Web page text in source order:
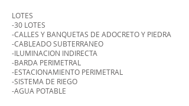
LOTES
-30 LOTES
-CALLES Y BANQUETAS DE ADOCRETO Y PIEDRA
-CABLEADO SUBTERRANEO
-ILUMINACION INDIRECTA
-BARDA PERIMETRAL
-ESTACIONAMIENTO PERIMETRAL
-SISTEMA DE RIEGO
-AGUA POTABLE